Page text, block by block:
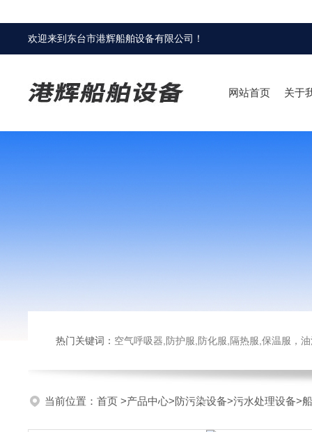
欢迎来到 东台市港辉船舶设备有限公司 ！
网站首页 关于
热门关键词： 空气呼吸器,防护服,防化服,隔热服,保温服，
当前位置： 首页 >产品中心>防污染设备>污水处理设备>